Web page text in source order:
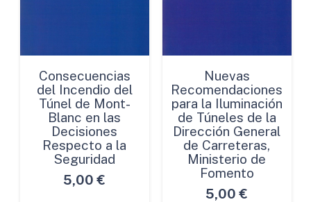
Consecuencias
del Incendio del
Túnel de Mont-
Blanc en las
Decisiones
Respecto a la
Seguridad
5,00 €
Nuevas
Recomendaciones
para la Iluminación
de Túneles de la
Dirección General
de Carreteras,
Ministerio de
Fomento
5,00 €